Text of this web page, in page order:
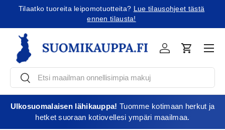
tästä
Tilaatko Yhdysvaltoihin?Tutustu uusiin
EtsiEtsi
KirjauduOstoskori
Ulkosuomalaisen lähikauppa! Tuomme kotimaan herkut ja
hetket suoraan kotiovellesi ympäri maailmaa.